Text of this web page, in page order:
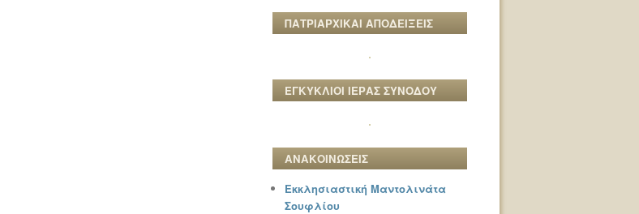
ΠΑΤΡΙΑΡΧΙΚΑΙ ΑΠΟΔΕΙΞΕΙΣ
ΕΓΚΥΚΛΙΟΙ ΙΕΡΑΣ ΣΥΝΟΔΟΥ
ΑΝΑΚΟΙΝΩΣΕΙΣ
Εκκλησιαστική Μαντολινάτα
Σουφλίου